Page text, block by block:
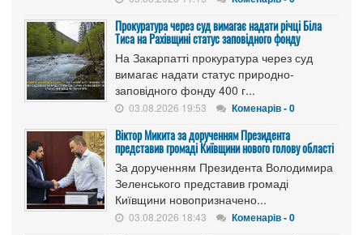
Прокуратура через суд вимагає надати річці Біла
Тиса на Рахівщині статус заповідного фонду
На Закарпатті прокуратура через суд
вимагає надати статус природно-
заповідного фонду 400 г...
03.08.2026 19:53 Коменарів - 0
Віктор Микита за дорученням Президента
представив громаді Київщини нового голову області
За дорученням Президента Володимира
Зеленського представив громаді
Київщини новопризначено...
03.08.2026 18:43 Коменарів - 0